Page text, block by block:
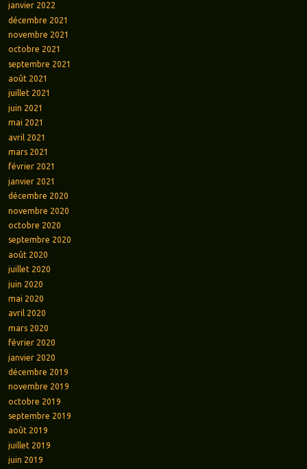
janvier 2022
décembre 2021
novembre 2021
octobre 2021
septembre 2021
août 2021
juillet 2021
juin 2021
mai 2021
avril 2021
mars 2021
février 2021
janvier 2021
décembre 2020
novembre 2020
octobre 2020
septembre 2020
août 2020
juillet 2020
juin 2020
mai 2020
avril 2020
mars 2020
février 2020
janvier 2020
décembre 2019
novembre 2019
octobre 2019
septembre 2019
août 2019
juillet 2019
juin 2019